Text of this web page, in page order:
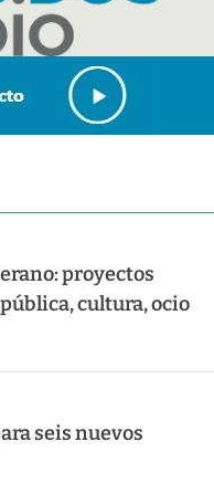
proyectos
cultura, ocio
seis nuevos